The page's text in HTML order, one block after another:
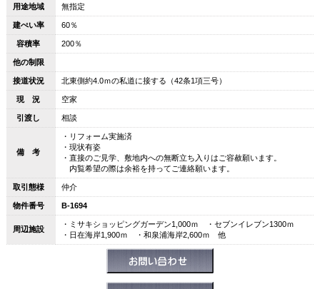
用途地域 無指定
建ぺい率 60％
容積率 200％
他の制限
接道状況 北東側約4.0ｍの私道に接する（42条1項三号）
現 況 空家
引渡し 相談
備 考
・リフォーム実施済
・現状有姿
・直接のご見学、敷地内への無断立ち入りはご容赦願います。
内覧希望の際は余裕を持ってご連絡願います。
取引態様 仲介
物件番号 B-1694
周辺施設
・ミサキショッピングガーデン1,000ｍ ・セブンイレブン1300ｍ
・日在海岸1,900ｍ ・和泉浦海岸2,600ｍ 他